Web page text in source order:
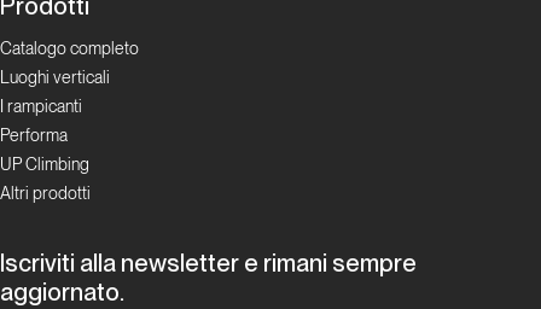
Prodotti
Catalogo completo
Luoghi verticali
I rampicanti
Performa
UP Climbing
Altri prodotti
Iscriviti alla newsletter e rimani sempre
aggiornato.